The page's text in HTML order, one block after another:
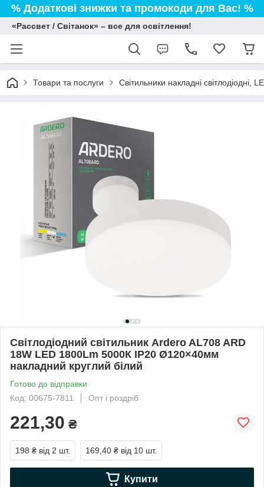
% Додаткові знижки та промокоди для Вас! %
«Рассвет / Світанок» – все для освітлення!
Товари та послуги Світильники накладні світлодіодні,
Світлодіодний світильник Ardero AL708 ARD
18W LED 1800Lm 5000К IP20 Ø120×40мм
накладний круглий білий
Готово до відправки
Код: 00675-7811
Опт і роздріб
221,30 ₴
198 ₴ від 2 шт. 169,40 ₴ від 10 шт.
Купити